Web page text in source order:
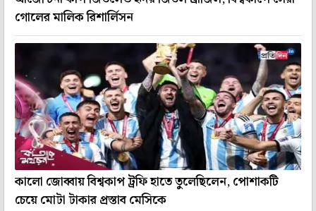
গোলের মালিক রিশার্লিসন
কালো জোব্বায় বিশ্বকাপ ট্রফি হাতে তুলেছিলেন, পোশাকটি
চেয়ে মোটা টাকার প্রস্তাব মেসিকে